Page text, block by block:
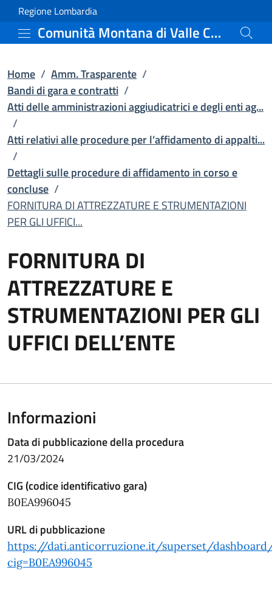
Vai al contenuto principale
FORNITURA DI
Regione Lombardia
Comunità Montana di Valle Camonica
Home / Amm. Trasparente /
Bandi di gara e contratti /
Atti delle amministrazioni aggiudicatrici e degli enti ag...
/
Atti relativi alle procedure per l’affidamento di appalti...
/
Dettagli sulle procedure di affidamento in corso e
concluse /
FORNITURA DI ATTREZZATURE E STRUMENTAZIONI
PER GLI UFFICI...
FORNITURA DI
ATTREZZATURE E
STRUMENTAZIONI PER GLI
UFFICI DELL’ENTE
Informazioni
Data di pubblicazione della procedura
21/03/2024
CIG (codice identificativo gara)
B0EA996045
URL di pubblicazione
https://dati.anticorruzione.it/superset/
cig=B0EA996045